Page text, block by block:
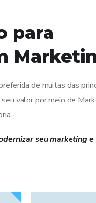
para
de muitas das
valor por meio de
seu marketing